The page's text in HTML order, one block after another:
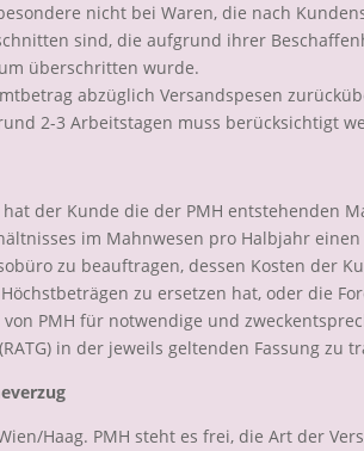
nicht bei Waren, die nach
sind, die aufgrund ihrer
überschritten wurde.
abzüglich Versandspesen
2-3 Arbeitstagen muss berücksichtigt
hat der Kunde die der PMH entstehenden
im Mahnwesen pro Halbjahr
zu beauftragen, dessen Kosten der
zu ersetzen hat, oder die
von PMH für notwendige und
in der jeweils geltenden Fassung zu
Haag. PMH steht es frei, die Art der